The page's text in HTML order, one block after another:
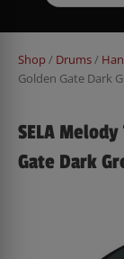
Shop/ Drums/
Golden Gate Dark
SELA
Gate Dark